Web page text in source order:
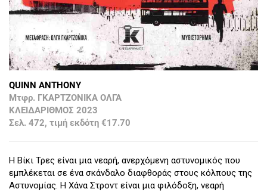
QUINN ANTHONY
Μτφρ. ΓΚΑΡΤΖΟΝΙΚΑ ΟΛΓΑ
ΚΛΕΙΔΑΡΙΘΜΟΣ 2023
Σελ. 472, τιμή εκδότη €17.70
Η Βίκι Τρες είναι μια νεαρή, ανερχόμενη αστυνομικός που
εμπλέκεται σε ένα σκάνδαλο διαφθοράς στους κόλπους της
Αστυνομίας. Η Χάνα Στροντ είναι μια φιλόδοξη, νεαρή